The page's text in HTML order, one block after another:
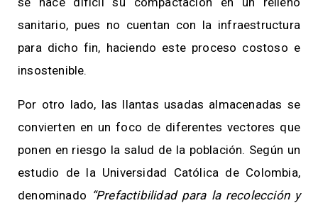
sanitario, pues no cuentan con la infraestructura
para dicho fin, haciendo este proceso costoso e
insostenible.
Por otro lado, las llantas usadas almacenadas se
convierten en un foco de diferentes vectores que
ponen en riesgo la salud de la población. Según un
estudio de la Universidad Católica de Colombia,
denominado “Prefactibilidad para la recolección y